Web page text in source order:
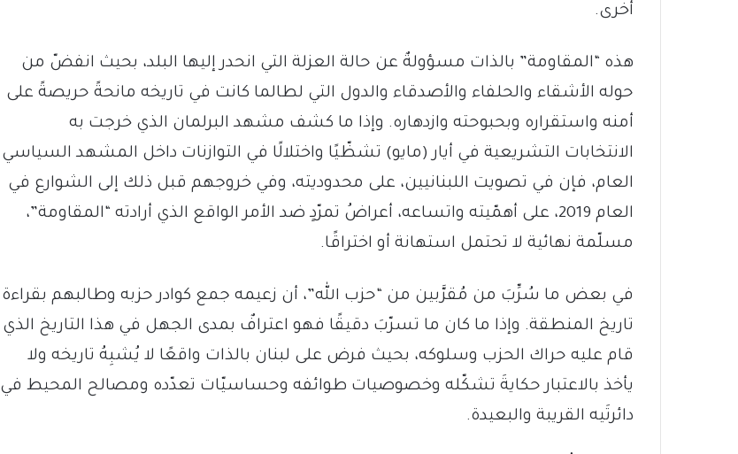
أخرى.
هذه “المقاومة” بالذات مسؤولةٌ عن حالة العزلة التي انحدر إليها البلد، بحيث انفضّ من
حوله الأشقاء والحلفاء والأصدقاء والدول التي لطالما كانت في تاريخه مانحةً حريصةً على
أمنه واستقراره وبحبوحته وازدهاره. وإذا ما كشف مشهد البرلمان الذي خرجت به
الانتخابات التشريعية في أيار (مايو) تشظّيًا واختلالًا في التوازنات داخل المشهد السياسي
العام، فإن في تصويت اللبنانيين، على محدوديته، وفي خروجهم قبل ذلك إلى الشوارع في
العام 2019، على أهمّيته واتساعه، أعراضُ تمرّدٍ ضد الأمر الواقع الذي أرادته “المقاومة”،
مسلّمة نهائية لا تحتمل استهانة أو اختراقًا.
في بعض ما سُرِّبَ من مُقرَّبين من “حزب الله”، أن زعيمه جمع كوادر حزبه وطالبهم بقراءة
تاريخ المنطقة. وإذا ما كان ما تسرّبَ دقيقًا فهو اعترافٌ بمدى الجهل في هذا التاريخ الذي
قام عليه حراك الحزب وسلوكه، بحيث فرض على لبنان بالذات واقعًا لا يُشبِهُ تاريخه ولا
يأخذ بالاعتبار حكايةَ تشكّله وخصوصيات طوائفه وحساسيّات تعدّده ومصالح المحيط في
دائرتَيه القريبة والبعيدة.